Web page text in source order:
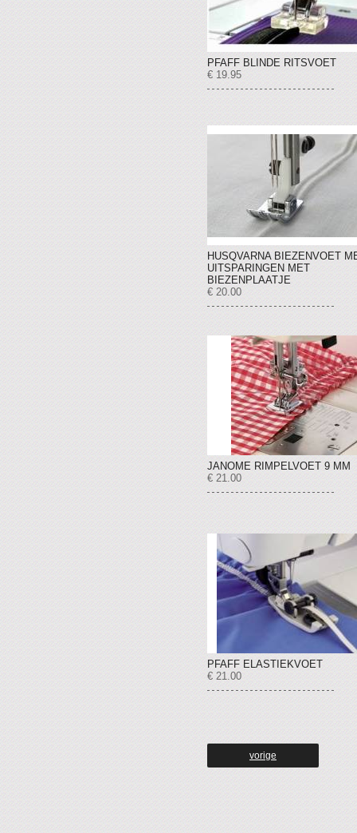
PFAFF BLINDE RITSVOET
€ 19.95
HUSQVARNA BIEZENVOET
UITSPARINGEN MET
BIEZENPLAATJE
€ 20.00
JANOME RIMPELVOET 9 MM
€ 21.00
PFAFF ELASTIEKVOET
€ 21.00
vorige